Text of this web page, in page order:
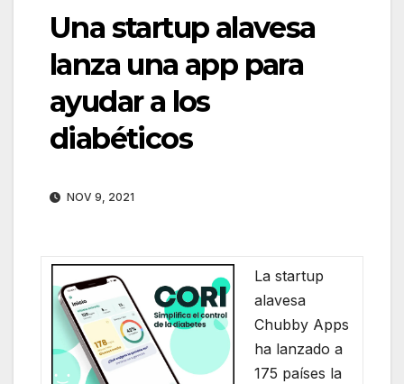
Una startup alavesa
lanza una app para
ayudar a los
diabéticos
NOV 9, 2021
La startup
alavesa
Chubby Apps
ha lanzado a
175 países la